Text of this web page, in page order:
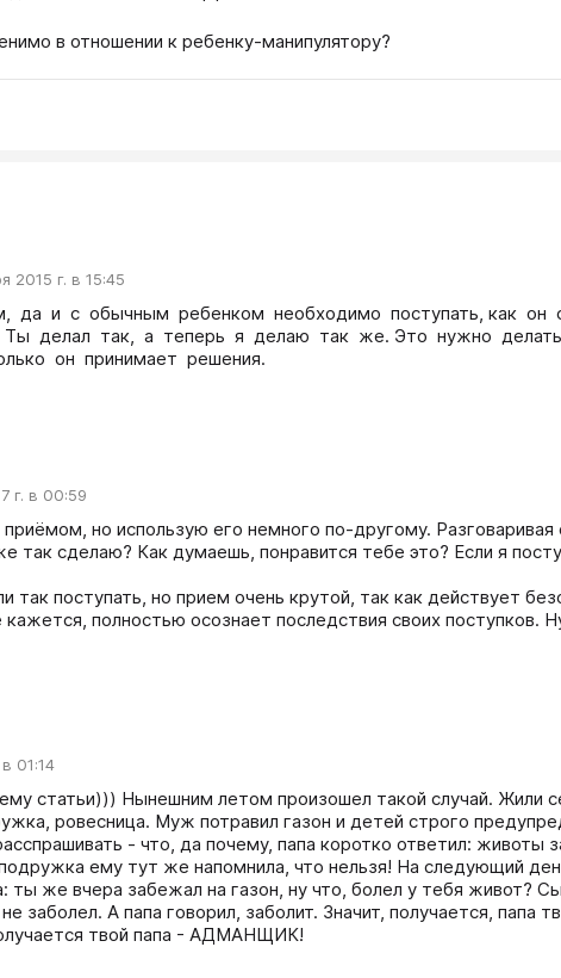
в отношении к ребенку-манипулятору?
2015 г. в 15:45
да  и  с  обычным  ребенком  необходимо  поступать, как  он
Ты  делал  так,  а  теперь  я  делаю  так  же. Это  нужно
он  принимает  решения.
г. в 00:59
но использую его немного по-другому.
так сделаю? Как думаешь, понравится тебе это? Если я
так поступать, но прием очень крутой, так как действует
полностью осознает последствия своих поступков.
01:14
статьи))) Нынешним летом произошел такой случай. Жили
ровесница. Муж потравил газон и детей строго
- что, да почему, папа коротко ответил: животы
ему тут же напомнила, что нельзя! На следующий
ты же вчера забежал на газон, ну что, болел у тебя живот?
заболел. А папа говорил, заболит. Значит, получается, папа
твой папа - АДМАНЩИК!